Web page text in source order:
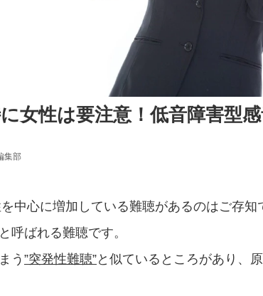
女性は要注意！低音障害型
集部
中心に増加している難聴があるのはご存知
呼ばれる難聴です。
う ”突発性難聴”と似ているところがあり、